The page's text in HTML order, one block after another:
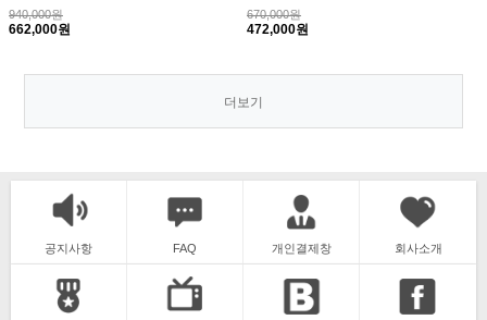
940,000원
662,000원
670,000원
472,000원
더보기
공지사항 FAQ 개인결제창 회사소개